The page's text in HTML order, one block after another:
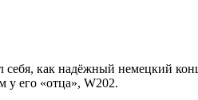
как надёжный немецкий
у его «отца», W202.